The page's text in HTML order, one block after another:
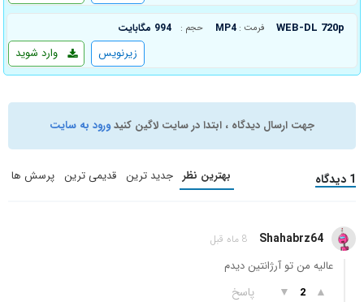
WEB-DL 720p فرمت : MP4 حجم : 994 مگابایت
وارد شوید زیرنویس
جهت ارسال دیدگاه ، ابتدا در سایت لاگین کنیدورود به سایت
1 دیدگاه بهترین نظر جدید ترین قدیمی ترین پرسش ها
Shahabrz64 8 ماه قبل
عالیه من تو آرژانتین دیدم
▲
2
▼ پاسخ